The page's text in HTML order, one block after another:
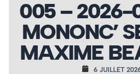
005 – 2026-
MONONC’
MAXIME
6 JUILLET